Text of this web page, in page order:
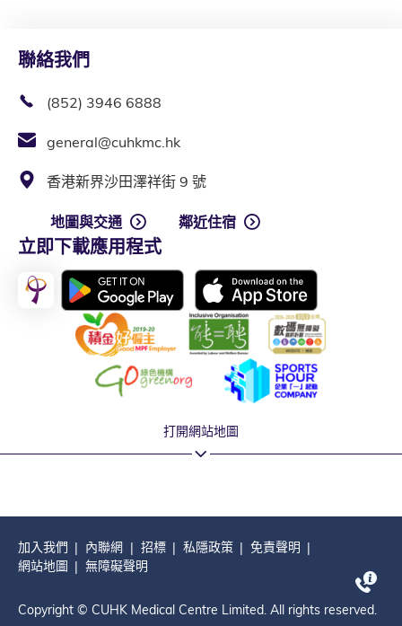
聯絡我們
(852) 3946 6888
general@cuhkmc.hk
香港新界沙田澤祥街 9 號
地圖與交通 鄰近住宿
立即下載應用程式
打開網站地圖
加入我們 內聯網 招標 私隱政策
免責聲明
網站地圖
無障礙聲明
Copyright © CUHK Medical Centre Limited. All rights reserved.